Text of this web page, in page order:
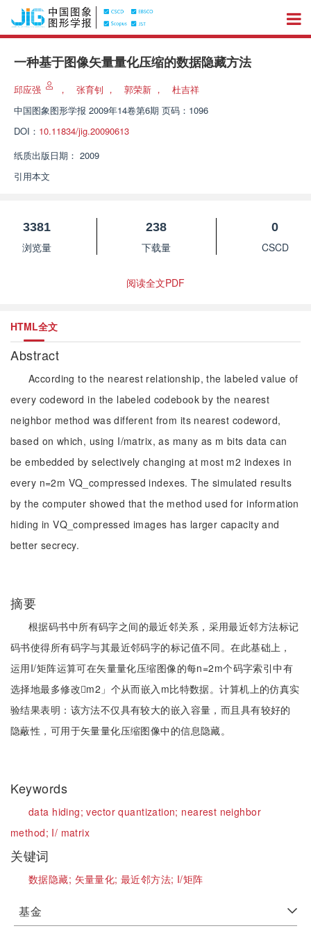
一种基于图像矢量量化压缩的数据隐藏方法
邱应强 ， 张育钊 ， 郭荣新 ，
杜吉祥
中国图象图形学报 2009年14卷第6期 页码：1096
DOI： 10.11834/jig.20090613
纸质出版日期： 2009
引用本文
3381
浏览量
238
下载量
0
CSCD
阅读全文PDF
HTML全文
Abstract
According to the nearest relationship, the labeled value of
every codeword in the labeled codebook by the nearest
neighbor method was different from its nearest codeword,
based on which, using I/matrix, as many as m bits data can
be embedded by selectively changing at most m2 indexes in
every n=2m VQ_compressed indexes. The simulated results
by the computer showed that the method used for information
hiding in VQ_compressed images has larger capacity and
better secrecy.
摘要
根据码书中所有码字之间的最近邻关系，采用最近邻方法标记
码书使得所有码字与其最近邻码字的标记值不同。在此基础上，
运用I/矩阵运算可在矢量量化压缩图像的每n=2m个码字索引中有
选择地最多修改m2」个从而嵌入m比特数据。计算机上的仿真实
验结果表明：该方法不仅具有较大的嵌入容量，而且具有较好的
隐蔽性，可用于矢量量化压缩图像中的信息隐藏。
Keywords
data hiding;vector quantization; nearest neighbor
method; I/ matrix
关键词
数据隐藏; 矢量量化;最近邻方法; I/矩阵
基金